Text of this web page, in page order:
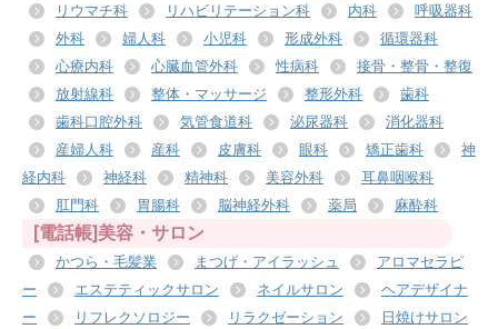
リウマチ科
リハビリテーション科 内科
呼吸器科
外科
婦人科 小児科 形成外科
循環器科
心療内科
心臓血管外科 性病科
接骨・整骨・整復
放射線科
整体・マッサージ 整形外科
歯科
歯科口腔外科
気管食道科 泌尿器科
消化器科
産婦人科
産科 皮膚科 眼科 矯正歯科
神
経内科
神経科 精神科 美容外科
耳鼻咽喉科
肛門科
胃腸科 脳神経外科 薬局 麻酔科
[電話帳]美容・サロン
かつら・毛髪業 まつげ・アイラッシュ
アロマセラピ
ー
エステティックサロン ネイルサロン
ヘアデザイナ
ー
リフレクソロジー リラクゼーション
日焼けサロン